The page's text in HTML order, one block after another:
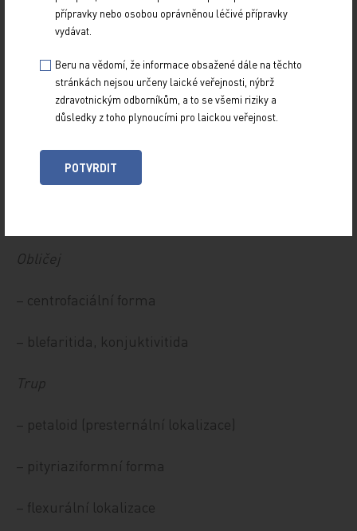
bakteriální infekcí. Byl pozorován vznik lichen
simplex chronicus na podkladě dlouhodobého
Dospělí [2]
– lupy (pityriasis sicca seu simplex)
Obličej
– centrofaciální forma
– blefaritida, konjuktivitida
Trup
– petaloid (presternální lokalizace)
– pityriaziformní forma
– flexurální lokalizace
přípravky nebo osobou oprávněnou léčivé přípravky
vydávat.
Beru na vědomí, že informace obsažené dále na těchto
stránkách nejsou určeny laické veřejnosti, nýbrž
zdravotnickým odborníkům, a to se všemi riziky a
důsledky z toho plynoucími pro laickou veřejnost.
POTVRDIT